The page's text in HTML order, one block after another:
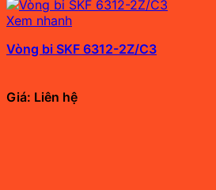
Xem nhanh
Vòng bi SKF 6312-2Z/C3
Giá: Liên hệ